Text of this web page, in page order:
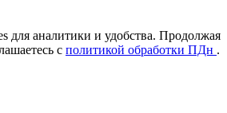
для аналитики и удобства. Продолжая
с политикой обработки ПДн .